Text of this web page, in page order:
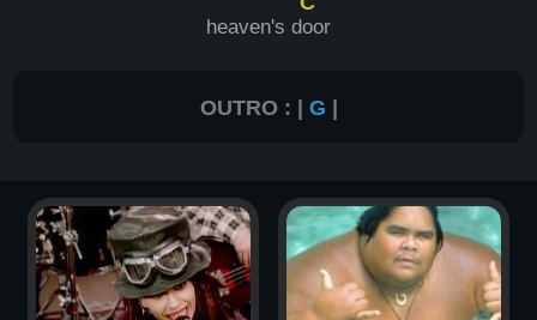
heaven's door
OUTRO : | G |